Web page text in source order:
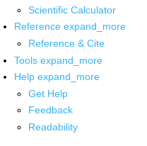
Scientific Calculator
Reference expand_more
Reference & Cite
Tools expand_more
Help expand_more
Get Help
Feedback
Readability